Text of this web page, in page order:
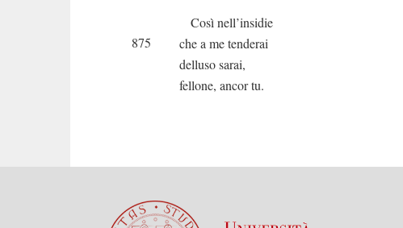
Così nell’insidie
875
che a me tenderai
delluso sarai,
fellone, ancor tu.